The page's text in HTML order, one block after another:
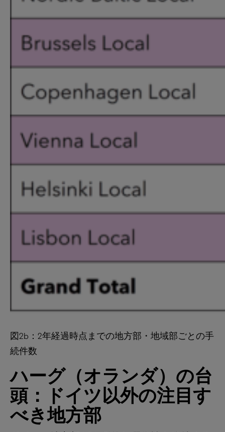
図2b：2年経過時点までの地方部・地域部ごとの手
続件数
ハーグ（オランダ）の台
頭：ドイツ以外の注目す
べき地方部